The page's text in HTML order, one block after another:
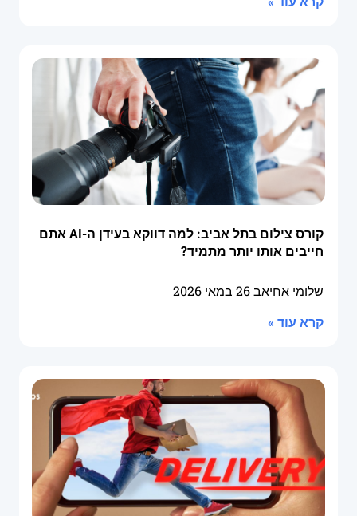
קורס צילום בתל אביב: למה דווקא בעידן ה-AI אתם
חייבים אותו יותר מתמיד?
שלומי אחיאב26 במאי 2026
קרא עוד »